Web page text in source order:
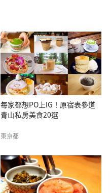
每家都想PO上IG！原宿表參道
青山私房美食20選
東京都